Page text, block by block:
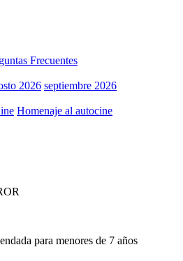
Frecuentes
2026 septiembre 2026
Homenaje al autocine
para menores de 7 años